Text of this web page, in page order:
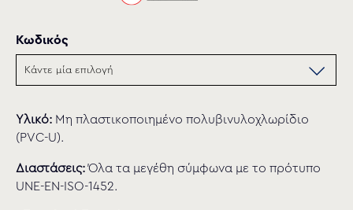
Κωδικός
Υλικό: Μη πλαστικοποιημένο πολυβινυλοχλωρίδιο
(PVC-U).
Διαστάσεις:Όλα τα μεγέθη σύμφωνα με το πρότυπο
UNE-EN-ISO-1452.